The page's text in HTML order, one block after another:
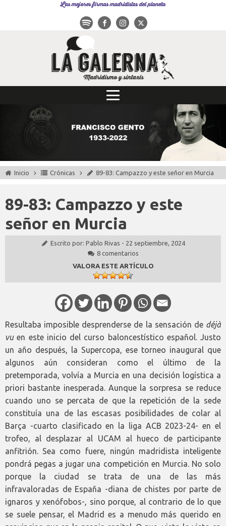
Las mejores firmas madridistas del planeta
Inicio Crónicas 89-83: Campazzo y este señor en Murcia
89-83: Campazzo y este
señor en Murcia
Escrito por: Pablo Rivas - 22 septiembre, 2024
8 comentarios
VALORA ESTE ARTÍCULO
Resultaba imposible desprenderse de la sensación de déjà
vuen este inicio del curso baloncestístico español. Justo
un año después, la Supercopa, ese torneo inaugural que
algunos aún consideran como el último de la
pretemporada, volvía a Murcia en una decisión logística a
priori bastante inesperada. Aunque la sorpresa se reduce
cuando uno se percata de que la repetición de la sede
constituía una de las escasas posibilidades de colar al
Barça -cuarto clasificado en la liga ACB 2023-24- en el
trofeo, al desplazar al UCAM al hueco de participante
anfitrión. Sea como fuere, ningún madridista inteligente
pondrá pegas a jugar una competición en Murcia. No solo
porque la ciudad se trata de una de las más
infravaloradas de España -diana de chistes por parte de
ignaros y xenófobos-, sino porque, al contrario de lo que
se suele pensar, el Madrid es a menudo más querido en